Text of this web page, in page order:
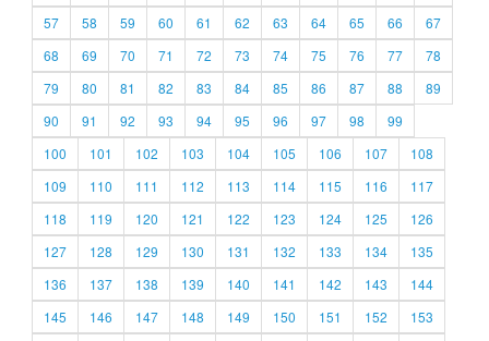
57
58 59 60 61 62 63 64 65 66
67
68
69 70 71 72 73 74 75 76 77
78
79
80 81 82 83 84 85 86 87 88
89
90
91 92 93 94 95 96 97 98
99
100
101 102 103 104 105 106 107
108
109
110 111 112 113 114 115 116
117
118
119 120 121 122 123 124 125
126
127
128 129 130 131 132 133 134
135
136
137 138 139 140 141 142 143
144
145
146 147 148 149 150 151 152
153